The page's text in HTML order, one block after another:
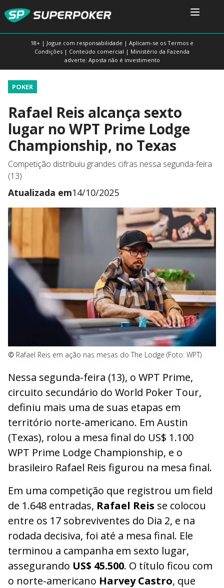
18+ | Jogue com responsabilidade | Aplicam-se os Termos e
Condições | Conteúdo comercial | Ministério da Fazenda
adverte: Aposta não é investimento
POKER
Rafael Reis alcança sexto
lugar no WPT Prime Lodge
Championship, no Texas
Competição distribuiu grandes cifras nessa segunda-feira
(13)
Atualizada em14/10/2025
© Rafael Reis em ação nas mesas do The Lodge (Foto: WPT)
Nessa segunda-feira (13), o WPT Prime,
circuito secundário do World Poker Tour,
definiu mais uma de suas etapas em
território norte-americano. Em Austin
(Texas), rolou a mesa final do US$ 1.100
WPT Prime Lodge Championship, e o
brasileiro Rafael Reis figurou na mesa final.
Em uma competição que registrou um field
de 1.648 entradas, Rafael Reis se colocou
entre os 17 sobreviventes do Dia 2, e na
rodada decisiva, foi até a mesa final. Ele
terminou a campanha em sexto lugar,
assegurando US$ 45.500. O título ficou com
o norte-americano Harvey Castro, que